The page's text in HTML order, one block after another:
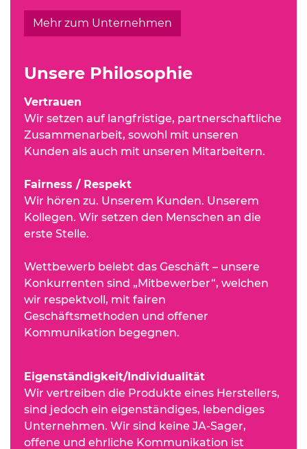
Mehr zum Unternehmen
Unsere Philosophie
Vertrauen
Wir setzen auf langfristige, partnerschaftliche
Zusammenarbeit, sowohl mit unseren
Kunden als auch mit unseren Mitarbeitern.
Fairness / Respekt
Wir hören zu. Unserem Kunden. Unserem
Kollegen. Wir setzen den Menschen an die
erste Stelle.
Wettbewerb belebt das Geschäft – unsere
Konkurrenten sind „Mitbewerber“, welchen
wir respektvoll, mit fairen
Geschäftsmethoden und offener
Kommunikation begegnen.
Eigenständigkeit/Individualität
Wir vertreiben die Produkte eines Herstellers,
sind jedoch ein eigenständiges, lebendiges
Unternehmen. Wir sind keine JA-Sager,
offene und ehrliche Kommunikation ist